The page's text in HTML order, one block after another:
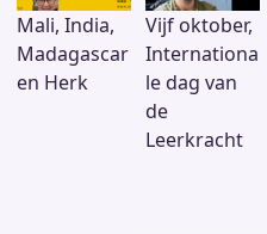
Mali, India,
Madagascar
en Herk
Vijf oktober,
Internationa
le dag van
de
Leerkracht